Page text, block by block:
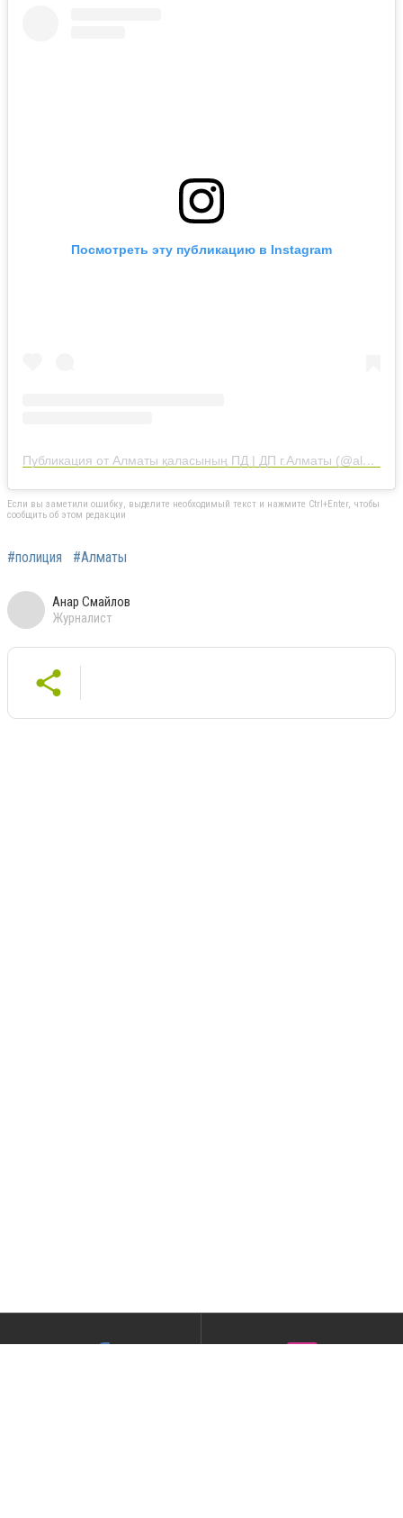
Посмотреть эту публикацию в Instagram
Публикация от Алматы қаласының ПД | ДП г.Алматы (@almaty_police_department)
Если вы заметили ошибку, выделите необходимый текст и нажмите Ctrl+Enter, чтобы
сообщить об этом редакции
#полиция #Алматы
Анар Смайлов
Журналист